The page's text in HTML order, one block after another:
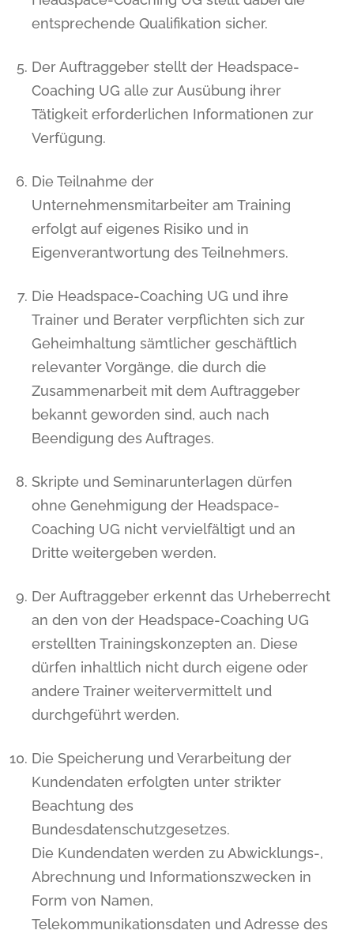
entsprechende Qualifikation sicher.
Der Auftraggeber stellt der Headspace-
Coaching UG alle zur Ausübung ihrer
Tätigkeit erforderlichen Informationen zur
Verfügung.
Die Teilnahme der
Unternehmensmitarbeiter am Training
erfolgt auf eigenes Risiko und in
Eigenverantwortung des Teilnehmers.
Die Headspace-Coaching UG und ihre
Trainer und Berater verpflichten sich zur
Geheimhaltung sämtlicher geschäftlich
relevanter Vorgänge, die durch die
Zusammenarbeit mit dem Auftraggeber
bekannt geworden sind, auch nach
Beendigung des Auftrages.
Skripte und Seminarunterlagen dürfen
ohne Genehmigung der Headspace-
Coaching UG nicht vervielfältigt und an
Dritte weitergeben werden.
Der Auftraggeber erkennt das Urheberrecht
an den von der Headspace-Coaching UG
erstellten Trainingskonzepten an. Diese
dürfen inhaltlich nicht durch eigene oder
andere Trainer weitervermittelt und
durchgeführt werden.
Die Speicherung und Verarbeitung der
Kundendaten erfolgten unter strikter
Beachtung des
Bundesdatenschutzgesetzes.
Die Kundendaten werden zu Abwicklungs-,
Abrechnung und Informationszwecken in
Form von Namen,
Telekommunikationsdaten und Adresse des